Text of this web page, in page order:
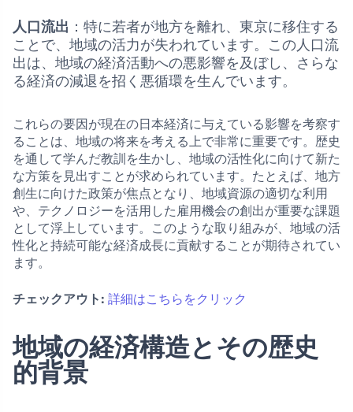
人口流出 ：特に若者が地方を離れ、東京に移住する
ことで、地域の活力が失われています。この人口流
出は、地域の経済活動への悪影響を及ぼし、さらな
る経済の減退を招く悪循環を生んでいます。
これらの要因が現在の日本経済に与えている影響を考察す
ることは、地域の将来を考える上で非常に重要です。歴史
を通して学んだ教訓を生かし、地域の活性化に向けて新た
な方策を見出すことが求められています。たとえば、地方
創生に向けた政策が焦点となり、地域資源の適切な利用
や、テクノロジーを活用した雇用機会の創出が重要な課題
として浮上しています。このような取り組みが、地域の活
性化と持続可能な経済成長に貢献することが期待されてい
ます。
チェックアウト: 詳細はこちらをクリック
地域の経済構造とその歴史
的背景